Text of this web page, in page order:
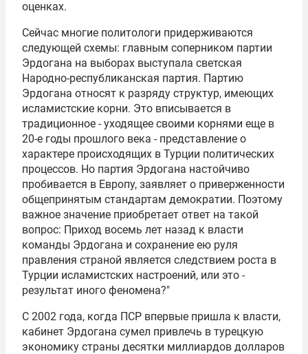
оценках.
Сейчас многие политологи придерживаются
следующей схемы: главным соперником партии
Эрдогана на выборах выступала светская
Народно-республиканская партия. Партию
Эрдогана относят к разряду структур, имеющих
исламистские корни. Это вписывается в
традиционное - уходящее своими корнями еще в
20-е годы прошлого века - представление о
характере происходящих в Турции политических
процессов. Но партия Эрдогана настойчиво
пробивается в Европу, заявляет о приверженности
общепринятым стандартам демократии. Поэтому
важное значение приобретает ответ на такой
вопрос: Приход восемь лет назад к власти
команды Эрдогана и сохранение ею руля
правления страной является следствием роста в
Турции исламистских настроений, или это -
результат иного феномена?"
С 2002 года, когда ПСР впервые пришла к власти,
кабинет Эрдогана сумел привлечь в турецкую
экономику страны десятки миллиардов долларов